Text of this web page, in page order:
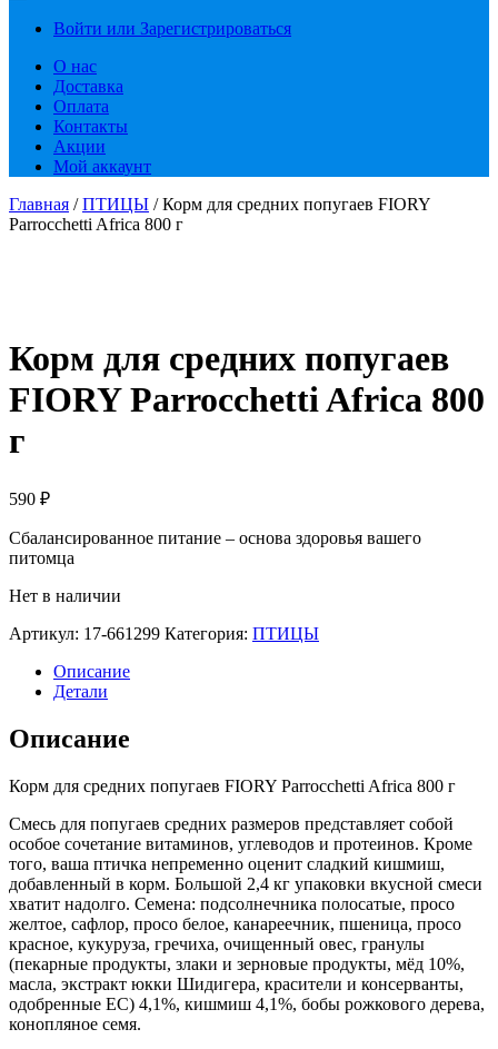
Войти или Зарегистрироваться
О нас
Доставка
Оплата
Контакты
Акции
Мой аккаунт
Главная /ПТИЦЫ / Корм для средних попугаев FIORY
Parrocchetti Africa 800 г
Корм для средних попугаев
FIORY Parrocchetti Africa 800
г
590 ₽
Сбалансированное питание – основа здоровья вашего
питомца
Нет в наличии
Артикул: 17-661299 Категория: ПТИЦЫ
Описание
Детали
Описание
Корм для средних попугаев FIORY Parrocchetti Africa 800 г
Смесь для попугаев средних размеров представляет собой
особое сочетание витаминов, углеводов и протеинов. Кроме
того, ваша птичка непременно оценит сладкий кишмиш,
добавленный в корм. Большой 2,4 кг упаковки вкусной смеси
хватит надолго. Семена: подсолнечника полосатые, просо
желтое, сафлор, просо белое, канареечник, пшеница, просо
красное, кукуруза, гречиха, очищенный овес, гранулы
(пекарные продукты, злаки и зерновые продукты, мёд 10%,
масла, экстракт юкки Шидигера, красители и консерванты,
одобренные ЕС) 4,1%, кишмиш 4,1%, бобы рожкового дерева,
конопляное семя.